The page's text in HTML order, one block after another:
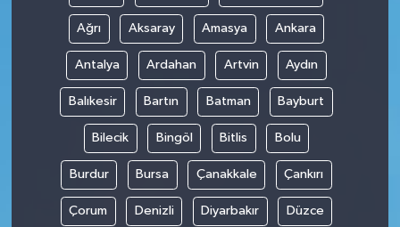
Ağrı Aksaray Amasya Ankara
Antalya Ardahan Artvin Aydın
Balıkesir Bartın Batman Bayburt
Bilecik Bingöl Bitlis Bolu
Burdur Bursa Çanakkale Çankırı
Çorum Denizli Diyarbakır Düzce